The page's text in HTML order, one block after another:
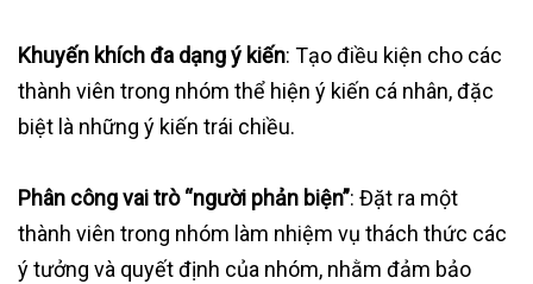
Khuyến khích đa dạng ý kiến: Tạo điều kiện cho các
thành viên trong nhóm thể hiện ý kiến cá nhân, đặc
biệt là những ý kiến trái chiều.
Phân công vai trò “người phản biện”: Đặt ra một
thành viên trong nhóm làm nhiệm vụ thách thức các
ý tưởng và quyết định của nhóm, nhằm đảm bảo